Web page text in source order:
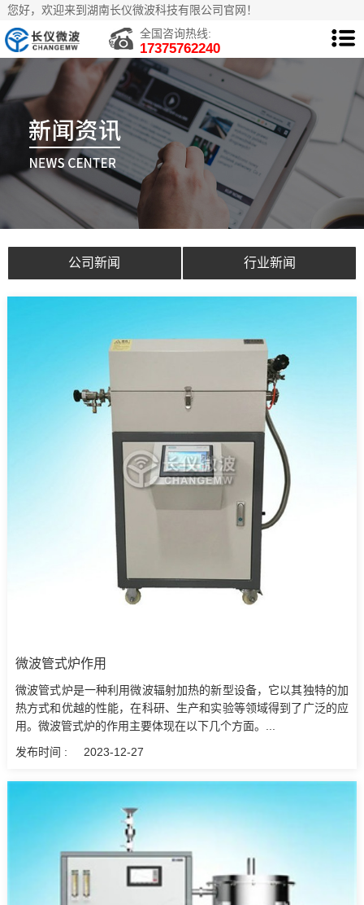
您好，欢迎来到湖南长仪微波科技有限公司官网！
全国咨询热线:
17375762240
公司新闻 行业新闻
微波管式炉作用
微波管式炉是一种利用微波辐射加热的新型设备，它以其独特的加
热方式和优越的性能，在科研、生产和实验等领域得到了广泛的应
用。微波管式炉的作用主要体现在以下几个方面。...
发布时间 :
2023-12-27